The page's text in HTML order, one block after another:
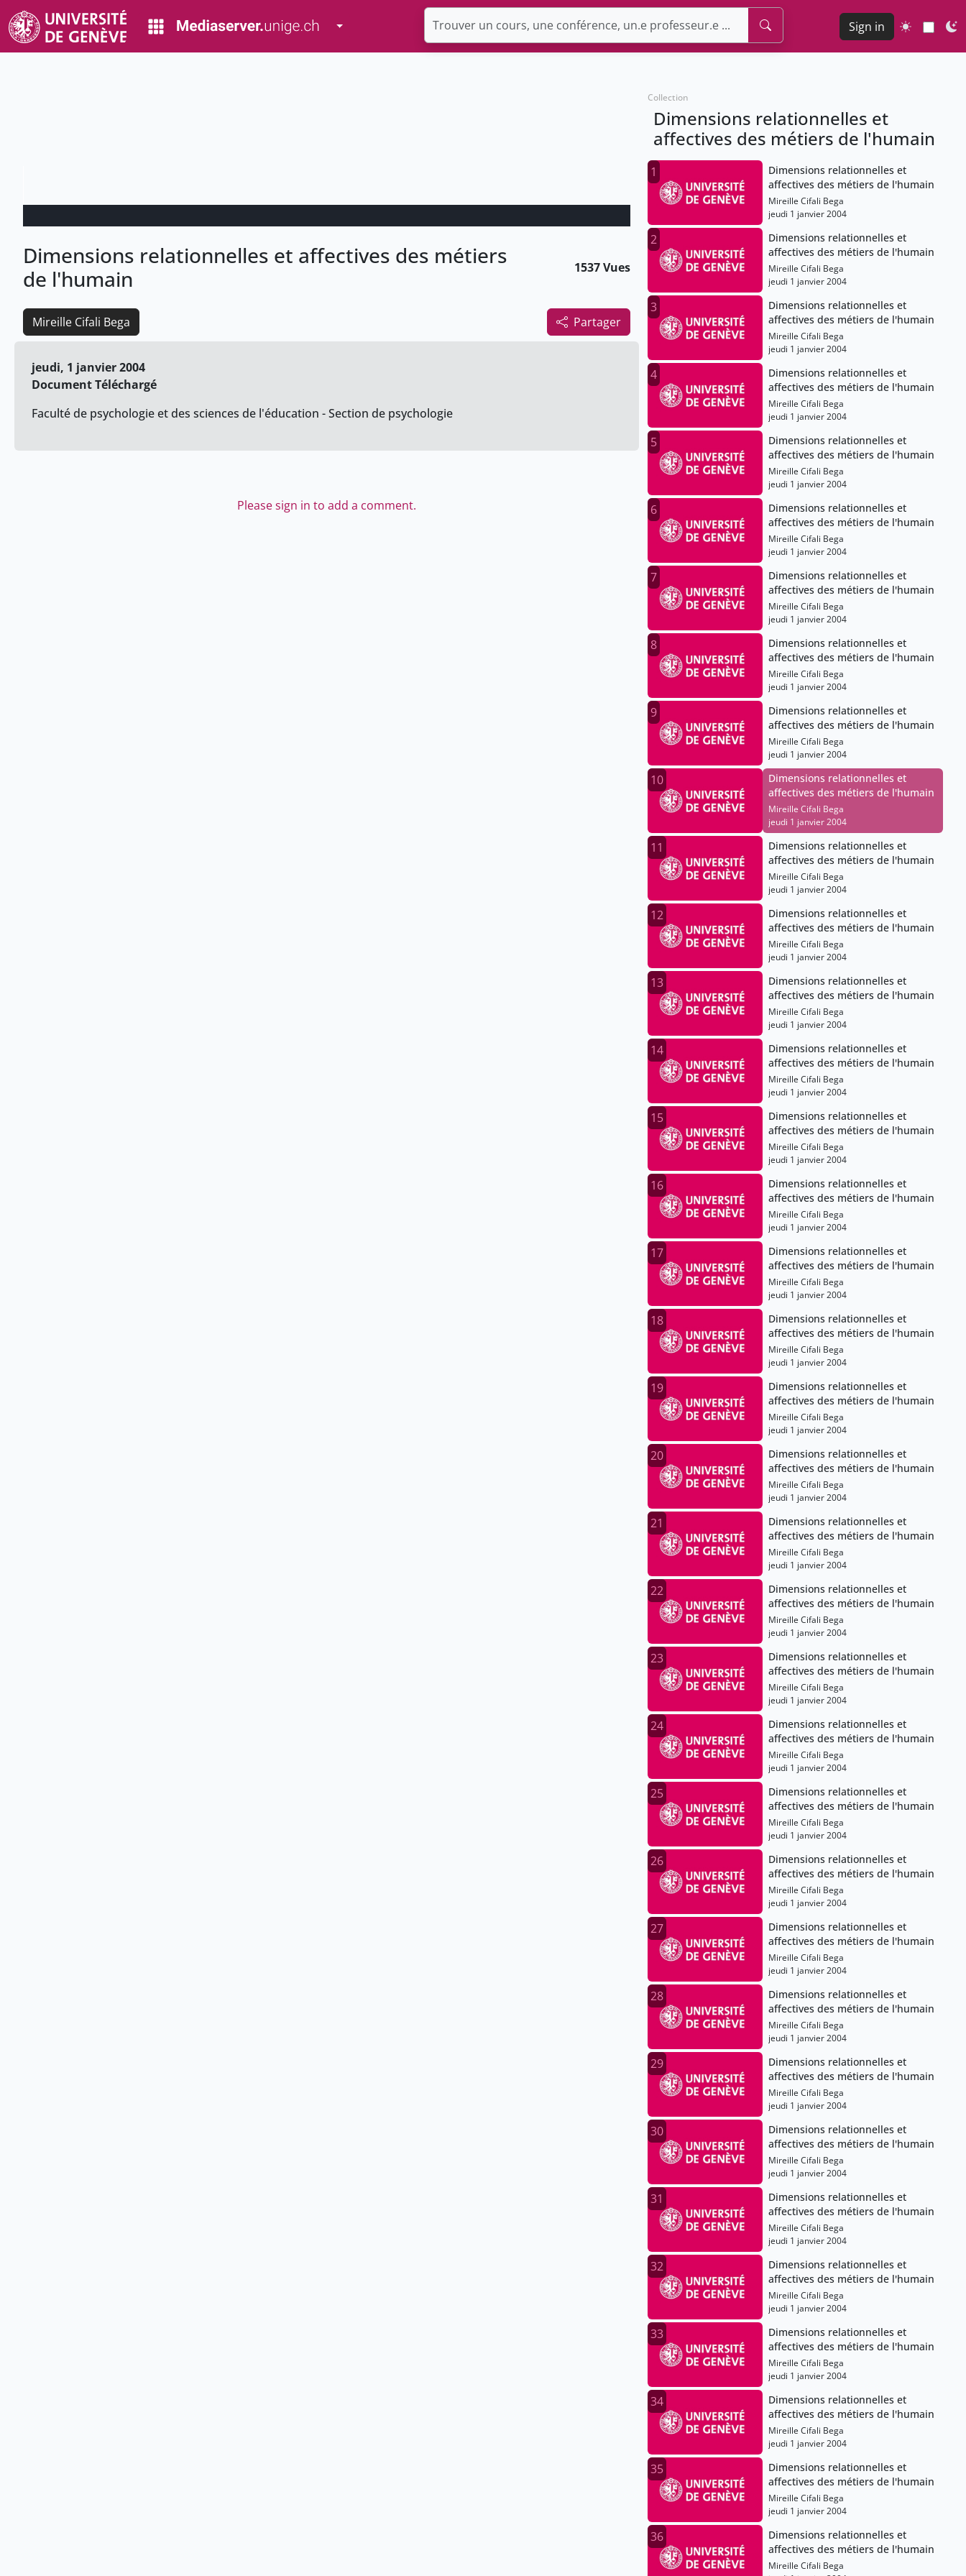
Toggle Dropdown Sign in
Dimensions relationnelles et affectives des métiers
de l'humain
1537 Vues
Partager
Mireille Cifali Bega
jeudi, 1 janvier 2004
Document Téléchargé
Faculté de psychologie et des sciences de l'éducation - Section de psychologie
Please sign in to add a comment.
Collection
Dimensions relationnelles et
affectives des métiers de l'humain
1
Dimensions relationnelles et
affectives des métiers de l'humain
Mireille Cifali Bega
jeudi 1 janvier 2004
2
Dimensions relationnelles et
affectives des métiers de l'humain
Mireille Cifali Bega
jeudi 1 janvier 2004
3
Dimensions relationnelles et
affectives des métiers de l'humain
Mireille Cifali Bega
jeudi 1 janvier 2004
4
Dimensions relationnelles et
affectives des métiers de l'humain
Mireille Cifali Bega
jeudi 1 janvier 2004
5
Dimensions relationnelles et
affectives des métiers de l'humain
Mireille Cifali Bega
jeudi 1 janvier 2004
6
Dimensions relationnelles et
affectives des métiers de l'humain
Mireille Cifali Bega
jeudi 1 janvier 2004
7
Dimensions relationnelles et
affectives des métiers de l'humain
Mireille Cifali Bega
jeudi 1 janvier 2004
8
Dimensions relationnelles et
affectives des métiers de l'humain
Mireille Cifali Bega
jeudi 1 janvier 2004
9
Dimensions relationnelles et
affectives des métiers de l'humain
Mireille Cifali Bega
jeudi 1 janvier 2004
10
Dimensions relationnelles et
affectives des métiers de l'humain
Mireille Cifali Bega
jeudi 1 janvier 2004
11
Dimensions relationnelles et
affectives des métiers de l'humain
Mireille Cifali Bega
jeudi 1 janvier 2004
12
Dimensions relationnelles et
affectives des métiers de l'humain
Mireille Cifali Bega
jeudi 1 janvier 2004
13
Dimensions relationnelles et
affectives des métiers de l'humain
Mireille Cifali Bega
jeudi 1 janvier 2004
14
Dimensions relationnelles et
affectives des métiers de l'humain
Mireille Cifali Bega
jeudi 1 janvier 2004
15
Dimensions relationnelles et
affectives des métiers de l'humain
Mireille Cifali Bega
jeudi 1 janvier 2004
16
Dimensions relationnelles et
affectives des métiers de l'humain
Mireille Cifali Bega
jeudi 1 janvier 2004
17
Dimensions relationnelles et
affectives des métiers de l'humain
Mireille Cifali Bega
jeudi 1 janvier 2004
18
Dimensions relationnelles et
affectives des métiers de l'humain
Mireille Cifali Bega
jeudi 1 janvier 2004
19
Dimensions relationnelles et
affectives des métiers de l'humain
Mireille Cifali Bega
jeudi 1 janvier 2004
20
Dimensions relationnelles et
affectives des métiers de l'humain
Mireille Cifali Bega
jeudi 1 janvier 2004
21
Dimensions relationnelles et
affectives des métiers de l'humain
Mireille Cifali Bega
jeudi 1 janvier 2004
22
Dimensions relationnelles et
affectives des métiers de l'humain
Mireille Cifali Bega
jeudi 1 janvier 2004
23
Dimensions relationnelles et
affectives des métiers de l'humain
Mireille Cifali Bega
jeudi 1 janvier 2004
24
Dimensions relationnelles et
affectives des métiers de l'humain
Mireille Cifali Bega
jeudi 1 janvier 2004
25
Dimensions relationnelles et
affectives des métiers de l'humain
Mireille Cifali Bega
jeudi 1 janvier 2004
26
Dimensions relationnelles et
affectives des métiers de l'humain
Mireille Cifali Bega
jeudi 1 janvier 2004
27
Dimensions relationnelles et
affectives des métiers de l'humain
Mireille Cifali Bega
jeudi 1 janvier 2004
28
Dimensions relationnelles et
affectives des métiers de l'humain
Mireille Cifali Bega
jeudi 1 janvier 2004
29
Dimensions relationnelles et
affectives des métiers de l'humain
Mireille Cifali Bega
jeudi 1 janvier 2004
30
Dimensions relationnelles et
affectives des métiers de l'humain
Mireille Cifali Bega
jeudi 1 janvier 2004
31
Dimensions relationnelles et
affectives des métiers de l'humain
Mireille Cifali Bega
jeudi 1 janvier 2004
32
Dimensions relationnelles et
affectives des métiers de l'humain
Mireille Cifali Bega
jeudi 1 janvier 2004
33
Dimensions relationnelles et
affectives des métiers de l'humain
Mireille Cifali Bega
jeudi 1 janvier 2004
34
Dimensions relationnelles et
affectives des métiers de l'humain
Mireille Cifali Bega
jeudi 1 janvier 2004
35
Dimensions relationnelles et
affectives des métiers de l'humain
Mireille Cifali Bega
jeudi 1 janvier 2004
36
Dimensions relationnelles et
affectives des métiers de l'humain
Mireille Cifali Bega